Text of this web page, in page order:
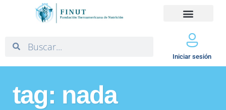
Iniciar sesión
tag: nada